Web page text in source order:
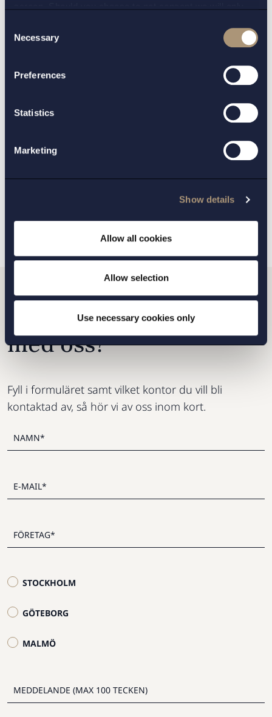
andprivacy policy
for more details on cookies and our
Selection
Necessary
Preferences
Statistics
Marketing
Show details
Allow all cookies
Allow selection
Use necessary cookies only
Har du frågor eller vill veta mer kontakta gärna
KONTAKT:
Compliance and Investigations
NÄSTA ARTIKEL
STOCKHOLM
GÖTEBORG
MALMÖ
Vill du komma i kontakt
med oss?
Fyll i formuläret samt vilket kontor du vill bli
kontaktad av, så hör vi av oss inom kort.